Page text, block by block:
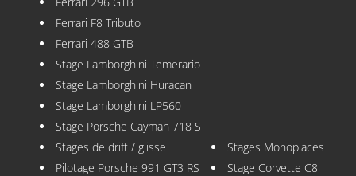
Ferrari F8 Tributo
Ferrari 488 GTB
Stage Lamborghini Temerario
Stage Lamborghini Huracan
Stage Lamborghini LP560
Stage Porsche Cayman 718 S
Stages de drift / glisse
Pilotage Porsche 991 GT3 RS
Stages Monoplaces
Stage Corvette C8